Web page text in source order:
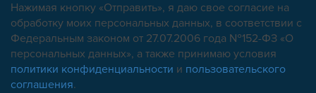
Нажимая кнопку «Отправить», я даю свое согласие на
обработку моих персональных данных, в соответствии с
Федеральным законом от 27.07.2006 года №152-ФЗ «О
персональных данных», а также принимаю условия
политики конфиденциальности и пользовательского
соглашения.